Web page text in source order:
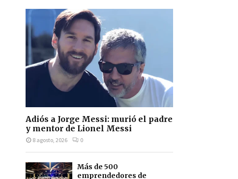
Adiós a Jorge Messi: murió el padre
y mentor de Lionel Messi
8 agosto, 2026 0
Más de 500
emprendedores de